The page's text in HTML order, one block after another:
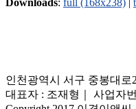
Downloads: full (168x238) |
인천광역시 서구 중봉대로
대표자 : 조재형｜ 사업자번